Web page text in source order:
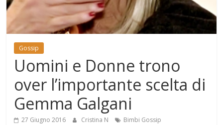
Mondo
Gossip
Uomini e Donne trono
over l’importante scelta di
Gemma Galgani
27 Giugno 2016 Cristina N Bimbi Gossip